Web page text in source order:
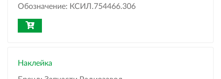
Обозначение: КСИЛ.754466.306
Наклейка